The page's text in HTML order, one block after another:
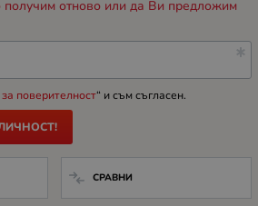
отново или да Ви предложим
поверителност“ и съм съгласен.
СРАВНИ